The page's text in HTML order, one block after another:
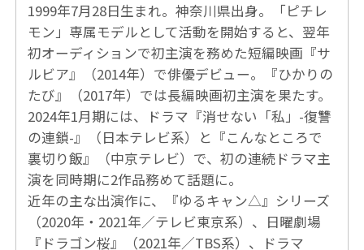
1999年7月28日生まれ。神奈川県出身。「ピチレ
モン」専属モデルとして活動を開始すると、翌年
初オーディションで初主演を務めた短編映画『サ
ルビア』（2014年）で俳優デビュー。『ひかりの
たび』（2017年）では長編映画初主演を果たす。
2024年1月期には、ドラマ『消せない「私」-復讐
の連鎖-』（日本テレビ系）と『こんなところで
裏切り飯』（中京テレビ）で、初の連続ドラマ主
演を同時期に2作品務めて話題に。
近年の主な出演作に、『ゆるキャン△』シリーズ
（2020年・2021年／テレビ東京系）、日曜劇場
『ドラゴン桜』（2021年／TBS系）、ドラマ